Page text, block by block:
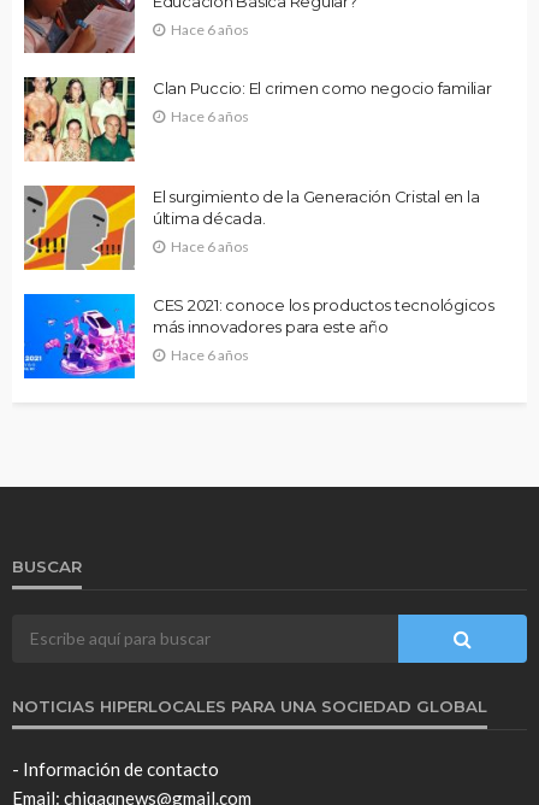
Hace 6 años
Clan Puccio: El crimen como negocio familiar
Hace 6 años
El surgimiento de la Generación Cristal en la
última década.
Hace 6 años
CES 2021: conoce los productos tecnológicos
más innovadores para este año
Hace 6 años
BUSCAR
NOTICIAS HIPERLOCALES PARA UNA SOCIEDAD GLOBAL
- Información de contacto
Email: chiqaqnews@gmail.com